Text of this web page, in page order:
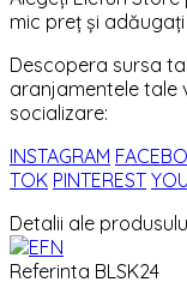
mic preț și
Descopera sursa
aranjamentele tale
socializare:
INSTAGRAM
TOK PINTEREST
Detalii ale
Referinta BLSK24